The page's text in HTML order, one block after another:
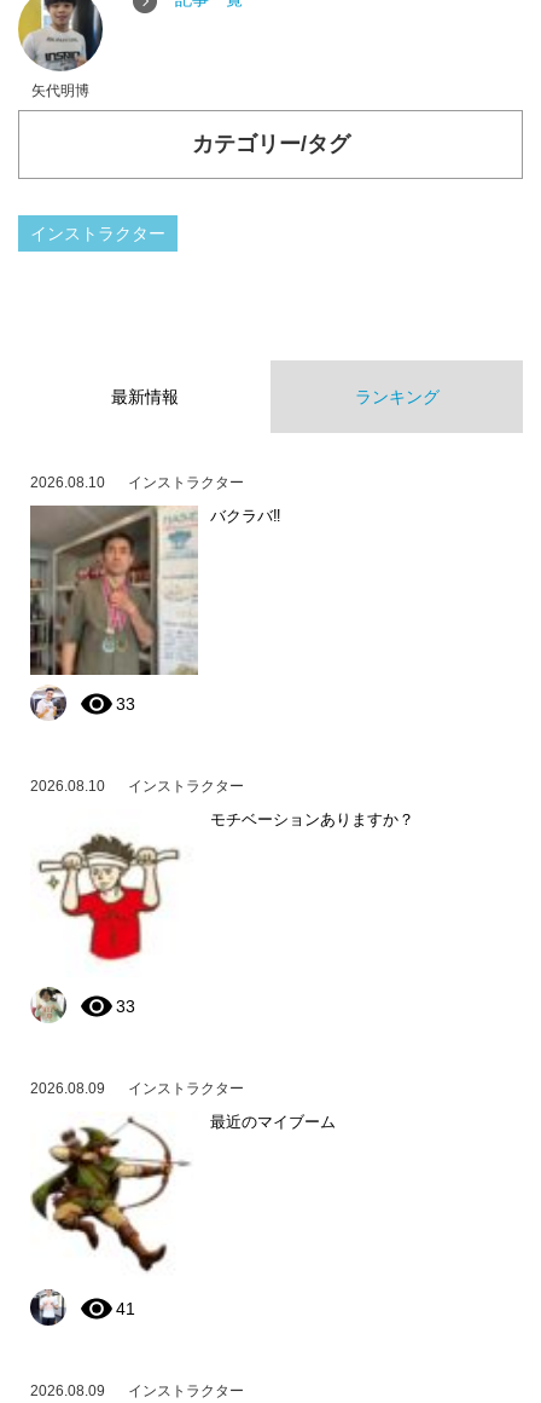
矢代明博
カテゴリー/タグ
インストラクター
最新情報 ランキング
2026.08.10 インストラクター
バクラバ‼️
33
2026.08.10 インストラクター
モチベーションありますか？
33
2026.08.09 インストラクター
最近のマイブーム
41
2026.08.09 インストラクター